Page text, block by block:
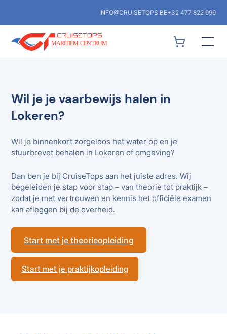
INFO@CRUISETOPS.BE+32 477 822 999
Wil je je vaarbewijs halen in
Lokeren?
Wil je binnenkort zorgeloos het water op en je
stuurbrevet behalen in Lokeren of omgeving?
Dan ben je bij CruiseTops aan het juiste adres. Wij
begeleiden je stap voor stap – van theorie tot praktijk –
zodat je met vertrouwen en kennis het officiële examen
kan afleggen bij de overheid.
Start met je theorieopleiding
Start met je praktijkopleiding